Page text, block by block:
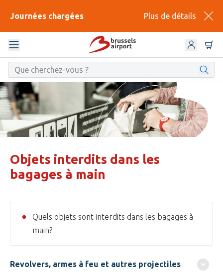
Journées chargées Plus de détails
Objets interdits dans les
bagages à main
Quels objets sont interdits dans les bagages à
main?
Revolvers, armes à feu et autres projectiles